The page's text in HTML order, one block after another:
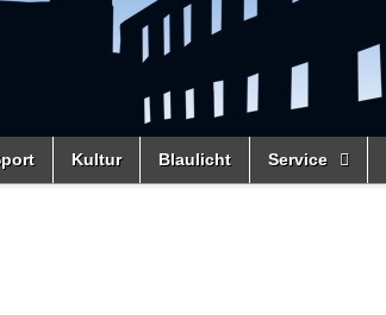
Kultur Blaulicht Service